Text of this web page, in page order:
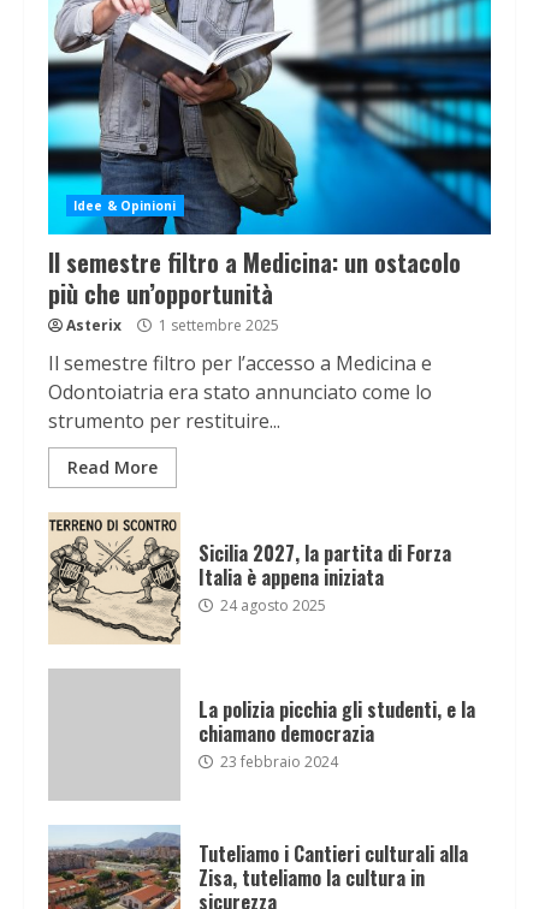
Idee & Opinioni
Il semestre filtro a Medicina: un ostacolo
più che un’opportunità
Asterix 1 settembre 2025
Il semestre filtro per l’accesso a Medicina e
Odontoiatria era stato annunciato come lo
strumento per restituire...
Read More
Sicilia 2027, la partita di Forza
Italia è appena iniziata
24 agosto 2025
La polizia picchia gli studenti, e la
chiamano democrazia
23 febbraio 2024
Tuteliamo i Cantieri culturali alla
Zisa, tuteliamo la cultura in
sicurezza